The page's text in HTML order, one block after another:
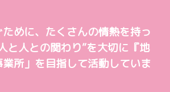
めに、 たくさんの情熱を持っ
と人との関わり”を大切に 『地
所」を目指して活動していま